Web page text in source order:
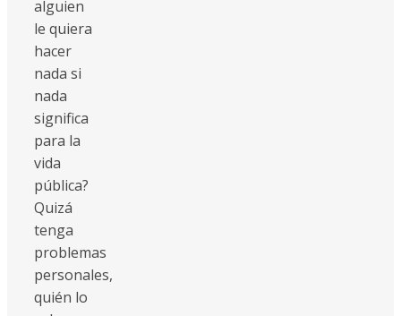
alguien
le quiera
hacer
nada si
nada
significa
para la
vida
pública?
Quizá
tenga
problemas
personales,
quién lo